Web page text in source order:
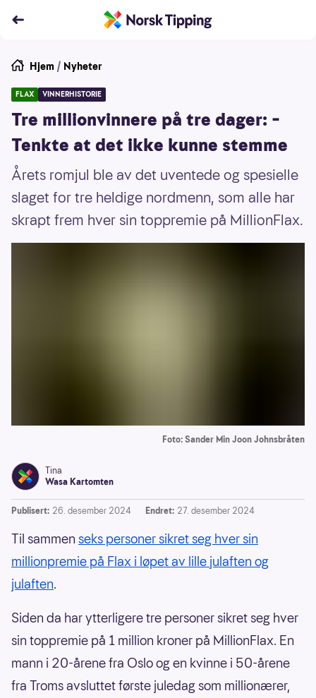
Hjem / Nyheter
FLAX VINNERHISTORIE
Tre millionvinnere på tre dager: –
Tenkte at det ikke kunne stemme
Årets romjul ble av det uventede og spesielle
slaget for tre heldige nordmenn, som alle har
skrapt frem hver sin toppremie på MillionFlax.
Foto: Sander Min Joon Johnsbråten
Tina
Wasa Kartomten
Publisert: 26. desember 2024 Endret: 27. desember 2024
Til sammen seks personer sikret seg hver sin
millionpremie på Flax i løpet av lille julaften og
julaften.
Siden da har ytterligere tre personer sikret seg hver
sin toppremie på 1 million kroner på MillionFlax. En
mann i 20-årene fra Oslo og en kvinne i 50-årene
fra Troms avsluttet første juledag som millionærer,